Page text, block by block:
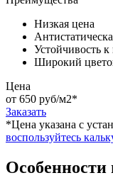
Низкая цена
Устойчивость к
Широкий
Цена
от 650 руб/м2*
Заказать
*Цена указана c
воспользуйтесь